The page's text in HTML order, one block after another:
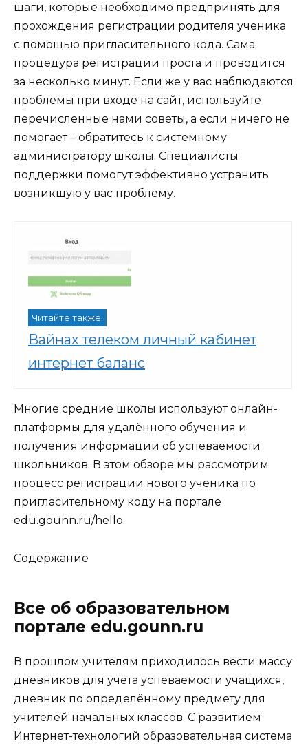
шаги, которые необходимо предпринять для
прохождения регистрации родителя ученика
с помощью пригласительного кода. Сама
процедура регистрации проста и проводится
за несколько минут. Если же у вас наблюдаются
проблемы при входе на сайт, используйте
перечисленные нами советы, а если ничего не
помогает – обратитесь к системному
администратору школы. Специалисты
поддержки помогут эффективно устранить
возникшую у вас проблему.
Читайте также:
Вайнах телеком личный кабинет
интернет баланс
Многие средние школы используют онлайн-
платформы для удалённого обучения и
получения информации об успеваемости
школьников. В этом обзоре мы рассмотрим
процесс регистрации нового ученика по
пригласительному коду на портале
edu.gounn.ru/hello.
Содержание
Все об образовательном
портале edu.gounn.ru
В прошлом учителям приходилось вести массу
дневников для учёта успеваемости учащихся,
дневник по определённому предмету для
учителей начальных классов. С развитием
Интернет-технологий образовательная система